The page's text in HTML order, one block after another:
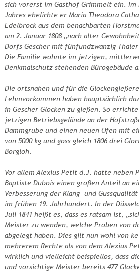
sich vorerst im Gasthof Grimmelt ein. Im
Jahres ehelichte er Maria Theodora
Edelbrock aus dem benachbarten
am 2. Januar 1808 „nach alter
Dorfs Gescher mit fünfundzwanzig
Die Familie wohnte im jetzigen,
Denkmalschutz stehenden Bürogebäude
Die ortsnahen und für die
Lehmvorkommen haben hauptsächlich
in Gescher Glocken zu gießen. So
jetzigen Betriebsgelände an der
Dammgrube und einen neuen Ofen mit
von 5000 kg und goss gleich 1806 drei
Borgloh.
Vor allem Alexius Petit d.J. hatte neben
Baptiste Dubois einen großen Anteil an
Verbesserung der Klang- und
im frühen 19. Jahrhundert. In der
Juli 1841 heißt es, dass es ratsam ist,
Meister zu wenden, welche Proben von
abgelegt haben. Dies gilt nun wohl von
mehrerem Rechte als von dem Alexius
wirklich und vielleicht beispiellos, dass
und vorsichtige Meister bereits 477